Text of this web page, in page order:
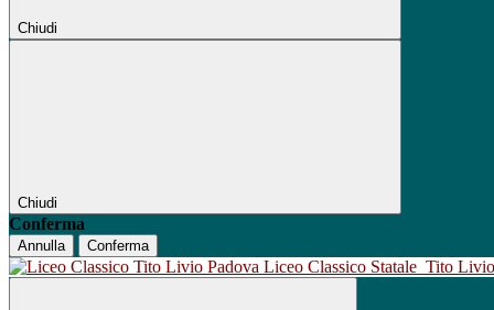
Chiudi
Chiudi
Conferma
Annulla Conferma
Liceo Classico Statale Tito Livio